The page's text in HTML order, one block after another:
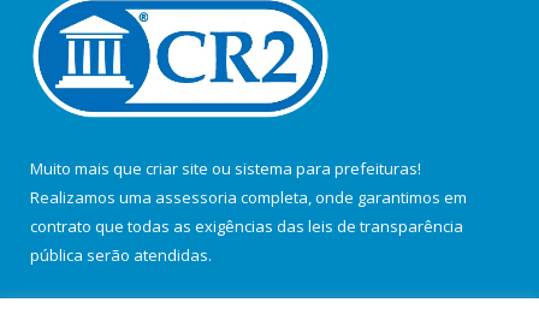
Muito mais que criar site ou sistema para prefeituras!
Realizamos uma assessoria completa, onde garantimos em
contrato que todas as exigências das leis de transparência
pública serão atendidas.